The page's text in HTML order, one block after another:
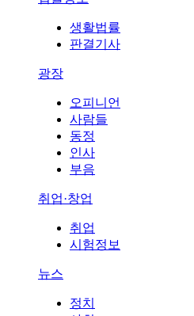
생활법률
판결기사
광장
오피니언
사람들
동정
인사
부음
취업·창업
취업
시험정보
뉴스
정치